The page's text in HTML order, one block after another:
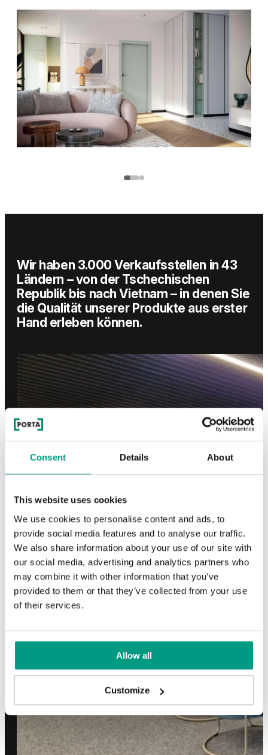
Consent Details About
This website uses cookies
We use cookies to personalise content and ads, to
provide social media features and to analyse our traffic.
We also share information about your use of our site with
our social media, advertising and analytics partners who
may combine it with other information that you’ve
provided to them or that they’ve collected from your use
of their services.
Allow all
Customize
Wir haben 3.000 Verkaufsstellen in 43
Ländern – von der Tschechischen
Republik bis nach Vietnam – in denen Sie
die Qualität unserer Produkte aus erster
Hand erleben können.